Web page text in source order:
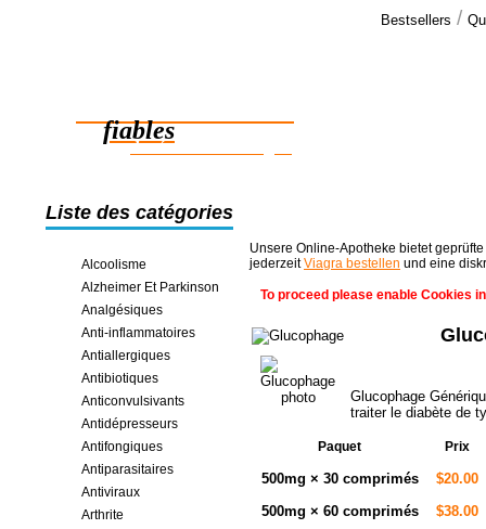
Bestsellers /
fiables
des économies en ligne
Liste des catégories
Alcoolisme
Alzheimer Et Parkinson
Analgésiques
Anti-inflammatoires
Antiallergiques
Antibiotiques
Anticonvulsivants
Antidépresseurs
Antifongiques
Antiparasitaires
Antiviraux
Arthrite
Unsere Online-Apotheke bietet
jederzeitViagra bestellen und eine
To proceed please enable Cookies
Glucophage
traiter le diabète de
Paquet Prix
500mg × 30 comprimés
$20.00
500mg × 60 comprimés
$38.00